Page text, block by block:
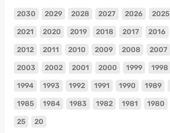
2030 2029 2028 2027 2026 2025
2021 2020 2019 2018 2017 2016
2012 2011 2010 2009 2008 2007
2003 2002 2001 2000 1999 1998
1994 1993 1992 1991 1990 1989
1985 1984 1983 1982 1981 1980
25 20